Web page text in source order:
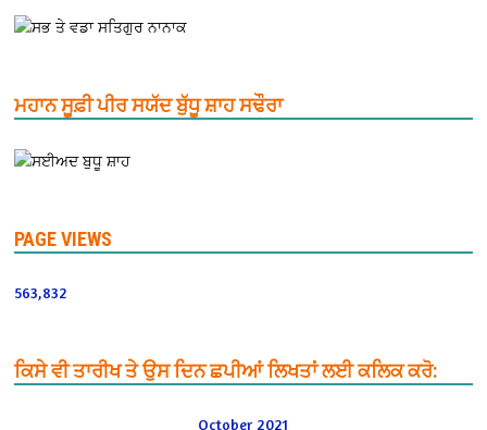
ਮਹਾਨ ਸੂਫ਼ੀ ਪੀਰ ਸਯੱਦ ਬੁੱਧੂ ਸ਼ਾਹ ਸਢੌਰਾ
PAGE VIEWS
563,832
ਕਿਸੇ ਵੀ ਤਾਰੀਖ ਤੇ ਉਸ ਦਿਨ ਛਪੀਆਂ ਲਿਖਤਾਂ ਲਈ ਕਲਿਕ ਕਰੋ:
October 2021